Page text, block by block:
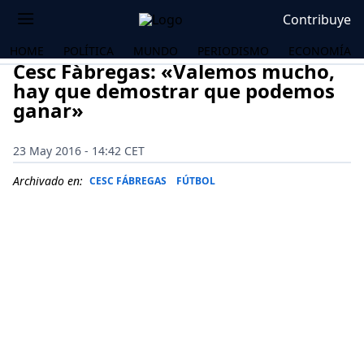
Contribuye
HOME POLÍTICA MUNDO PERIODISMO ECONOMÍA
Cesc Fàbregas: «Valemos mucho,
hay que demostrar que podemos
ganar»
23 May 2016 - 14:42 CET
Archivado en: CESC FÁBREGAS FÚTBOL